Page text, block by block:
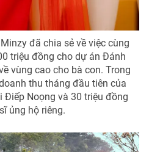
Infographic
Shorts video
VTV Thể thao
đã chia sẻ về việc cùng
triệu đồng cho dự án Đánh
vùng cao cho bà con. Trong
thu tháng đầu tiên của
Điếp Noọng và 30 triệu đồng
ủng hộ riêng.